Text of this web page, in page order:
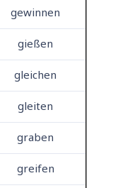
gewinnen
gießen
gleichen
gleiten
graben
greifen